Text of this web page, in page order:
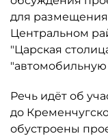
для размещения
Центральном
"Царская
"автомобильную
Речь идёт об
до
обустроены